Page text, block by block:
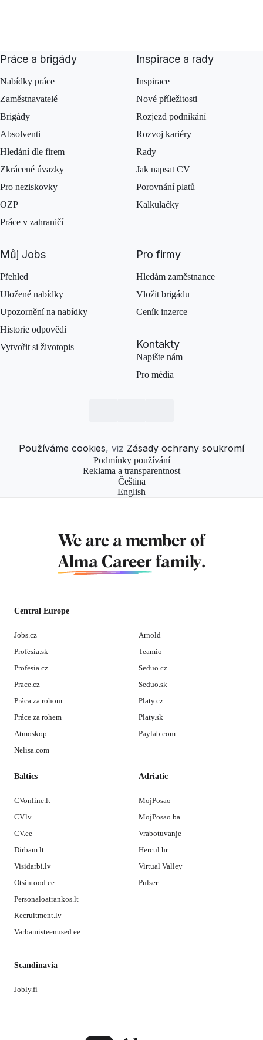
Práce a brigády
Nabídky práce
Zaměstnavatelé
Brigády
Absolventi
Hledání dle firem
Zkrácené úvazky
Pro neziskovky
OZP
Práce v zahraničí
Inspirace a rady
Inspirace
Nové příležitosti
Rozjezd podnikání
Rozvoj kariéry
Rady
Jak napsat CV
Porovnání platů
Kalkulačky
Můj Jobs
Přehled
Uložené nabídky
Upozornění na nabídky
Historie odpovědí
Vytvořit si životopis
Pro firmy
Hledám zaměstnance
Vložit brigádu
Ceník inzerce
Kontakty
Napište nám
Pro média
Používáme cookies, viz Zásady ochrany soukromí
Podmínky používání
Reklama a transparentnost
Čeština
English
We are a member of
Alma Career family.
Central Europe
Jobs.cz
Profesia.sk
Profesia.cz
Prace.cz
Práca za rohom
Práce za rohem
Atmoskop
Nelisa.com
Arnold
Teamio
Seduo.cz
Seduo.sk
Platy.cz
Platy.sk
Paylab.com
Baltics
CVonline.lt
CV.lv
CV.ee
Dirbam.lt
Visidarbi.lv
Otsintood.ee
Personaloatrankos.lt
Recruitment.lv
Varbamisteenused.ee
Adriatic
MojPosao
MojPosao.ba
Vrabotuvanje
Hercul.hr
Virtual Valley
Pulser
Scandinavia
Jobly.fi